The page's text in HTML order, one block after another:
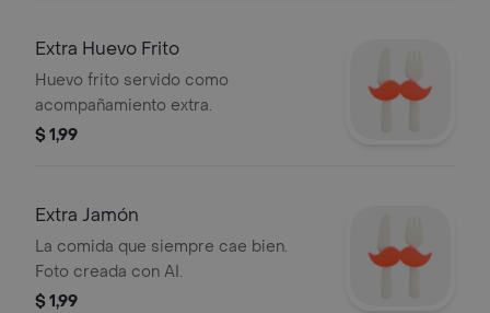
Extra Huevo Frito
Huevo frito servido como
acompañamiento extra.
$ 1,99
Extra Jamón
La comida que siempre cae bien.
Foto creada con AI.
$ 1,99